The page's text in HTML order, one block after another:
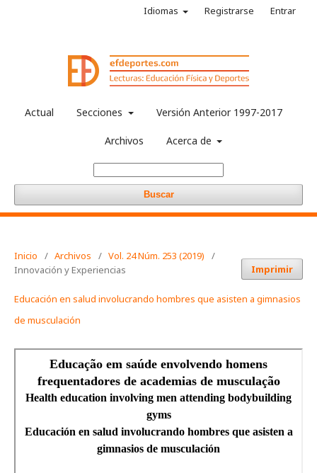
Actual Secciones Versión Anterior 1997-2017
Archivos Acerca de
Buscar
Idiomas Registrarse Entrar
Inicio / Archivos / Vol. 24 Núm. 253 (2019)
/
Innovación y Experiencias
Imprimir
Educación en salud involucrando hombres que asisten a gimnasios
de musculación